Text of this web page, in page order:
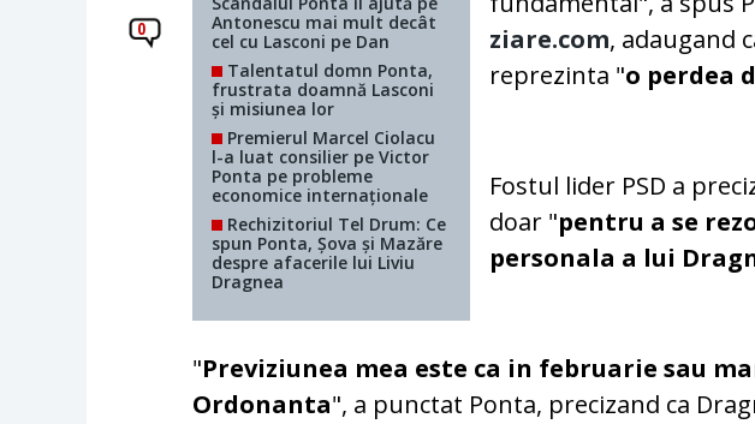
0
Antonescu mai mult decât
cel cu Lasconi pe Dan
Talentatul domn Ponta,
frustrata doamnă Lasconi
și misiunea lor
Premierul Marcel Ciolacu
l-a luat consilier pe Victor
Ponta pe probleme
economice internaționale
Rechizitoriul Tel Drum: Ce
spun Ponta, Șova și Mazăre
despre afacerile lui Liviu
Dragnea
ziare.com, adaugand
reprezinta "o perdea
Fostul lider PSD a
doar "pentru a se
personala a lui
"Previziunea mea este ca in februarie sau
Ordonanta", a punctat Ponta, precizand ca